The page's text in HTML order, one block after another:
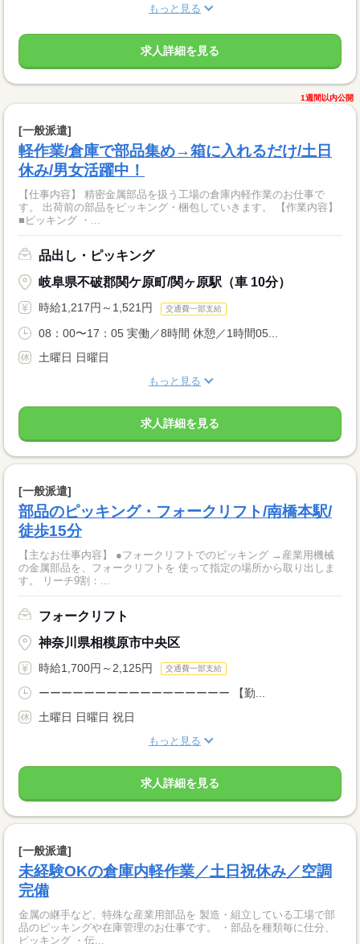
もっと見る
求人詳細を見る
1週間以内公開
[一般派遣]
軽作業/倉庫で部品集め→箱に入れるだけ/土日
休み/男女活躍中！
【仕事内容】 精密金属部品を扱う工場の倉庫内軽作業のお仕事で
す。 出荷前の部品をピッキング・梱包していきます。 【作業内容】
■ピッキング ・...
品出し・ピッキング
岐阜県不破郡関ケ原町/関ヶ原駅（車 10分）
時給1,217円～1,521円 交通費一部支給
08：00〜17：05 実働／8時間 休憩／1時間05...
土曜日 日曜日
もっと見る
求人詳細を見る
[一般派遣]
部品のピッキング・フォークリフト/南橋本駅/
徒歩15分
【主なお仕事内容】 ●フォークリフトでのピッキング →産業用機械
の金属部品を、フォークリフトを 使って指定の場所から取り出しま
す。 リーチ9割：...
フォークリフト
神奈川県相模原市中央区
時給1,700円～2,125円 交通費一部支給
ーーーーーーーーーーーーーーーーー 【勤...
土曜日 日曜日 祝日
もっと見る
求人詳細を見る
[一般派遣]
未経験OKの倉庫内軽作業／土日祝休み／空調
完備
金属の継手など、特殊な産業用部品を 製造・組立している工場で部
品のピッキングや在庫管理のお仕事です。 ・部品を種類毎に仕分、
ピッキング ・伝...